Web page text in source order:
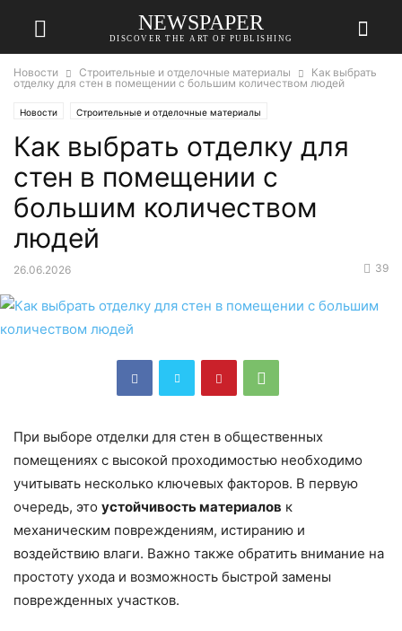
NEWSPAPER
DISCOVER THE ART OF PUBLISHING
Новости Строительные и отделочные материалы
Как выбрать
отделку для стен в помещении с большим количеством людей
Новости Строительные и отделочные материалы
Как выбрать отделку для
стен в помещении с
большим количеством
людей
26.06.2026 39
При выборе отделки для стен в общественных
помещениях с высокой проходимостью необходимо
учитывать несколько ключевых факторов. В первую
очередь, это устойчивость материалов к
механическим повреждениям, истиранию и
воздействию влаги. Важно также обратить внимание на
простоту ухода и возможность быстрой замены
поврежденных участков.